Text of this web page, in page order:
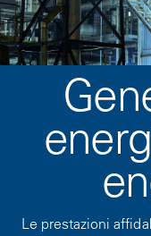
Le prestazioni